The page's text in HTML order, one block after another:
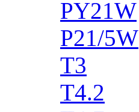
PY21W
P21/5W
T3
T4.2